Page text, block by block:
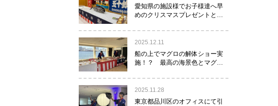
愛知県の施設様でお子様達へ早
めのクリスマスプレゼントとし
施！？
2025.12.11
船の上でマグロの解体ショー実
施！？ 最高の海景色とマグロ
2025.11.28
東京都品川区のオフィスにて引